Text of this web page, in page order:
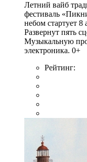
Летний вайб
фестиваль
небом стартует 8
Развернут пять
Музыкальную
электроника. 0+
Рейтинг: